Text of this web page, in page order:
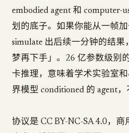
embodied agent 和 computer-
划的底子。如果你能从一帧
simulate 出后续一分钟的结果
梦再下手」。26 亿参数级别
卡推理，意味着学术实验室
界模型 conditioned 的 agent，
协议是 CC BY-NC-SA 4.0，